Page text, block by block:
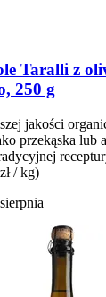
Taralli z
250 g
jakości
przekąska lub
/ kg)